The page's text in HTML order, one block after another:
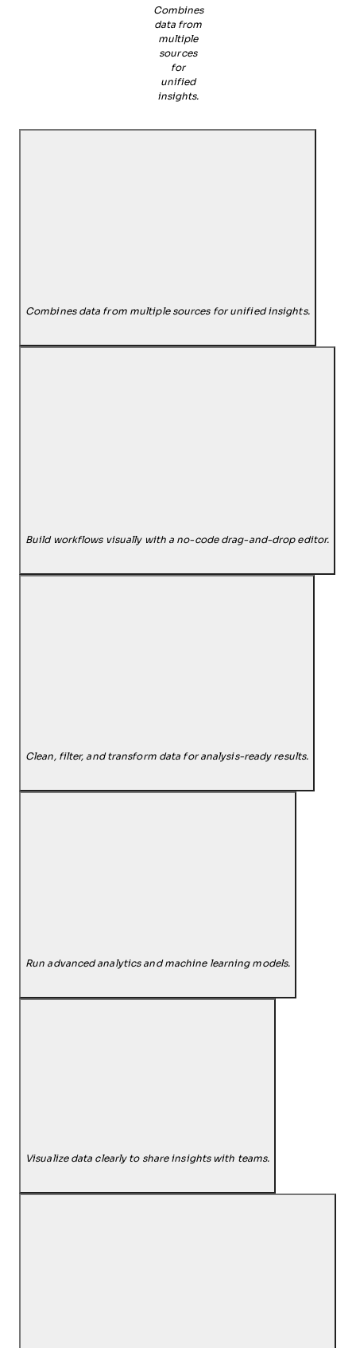
Combines
data from
multiple
sources
for
unified
insights.
Combines data from multiple sources for unified insights.
Build workflows visually with a no-code drag-and-drop editor.
Clean, filter, and transform data for analysis-ready results.
Run advanced analytics and machine learning models.
Visualize data clearly to share insights with teams.